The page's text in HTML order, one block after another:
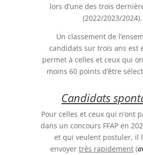
lors d’une des trois
(2022/2023/2024).
Un classement de
candidats sur trois ans est
permet à celles et ceux qui
moins 60 points d’être
Candidats
Pour celles et ceux qui n’ont
dans un concours FFAP en
et qui veulent postuler, il
envoyertrès rapidement (